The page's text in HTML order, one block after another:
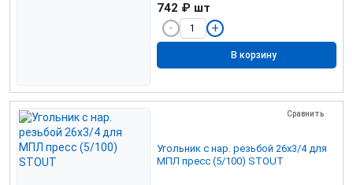
742 ₽ шт
В корзину
Сравнить
Угольник с нар. резьбой 26х3/4 для
МПЛ пресс (5/100) STOUT